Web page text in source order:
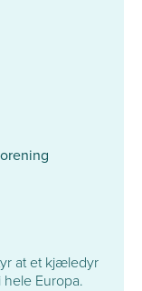
at et kjæledyr
Europa.